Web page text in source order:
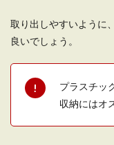
取り出しやすいように
良いでしょう。
プラスチッ
収納にはオ